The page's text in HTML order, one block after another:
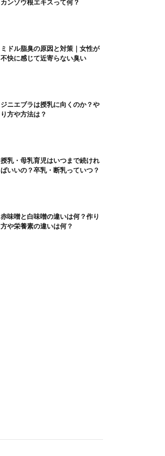
カンゾウ根エキスって何？
ミドル脂臭の原因と対策｜女性が
不快に感じて近寄らない臭い
ジニエブラは授乳に向くのか？や
り方や方法は？
授乳・母乳育児はいつまで続けれ
ばいいの？卒乳・断乳っていつ？
赤味噌と白味噌の違いは何？作り
方や栄養素の違いは何？